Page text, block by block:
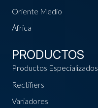
Oriente Medio
África
PRODUCTOS
Productos Especializados
Rectifiers
Variadores